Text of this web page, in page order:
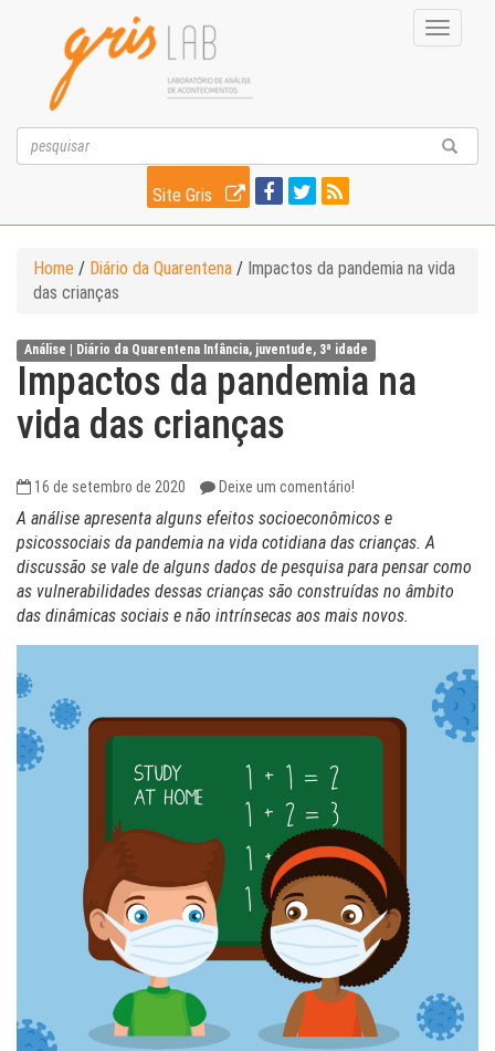
Toggle
Site Gris
Home / Diário da Quarentena / Impactos da pandemia na vida
das crianças
Análise | Diário da Quarentena Infância, juventude, 3ª idade
Impactos da pandemia na
vida das crianças
16 de setembro de 2020 Deixe um comentário!
A análise apresenta alguns efeitos socioeconômicos e
psicossociais da pandemia na vida cotidiana das crianças. A
discussão se vale de alguns dados de pesquisa para pensar como
as vulnerabilidades dessas crianças são construídas no âmbito
das dinâmicas sociais e não intrínsecas aos mais novos.